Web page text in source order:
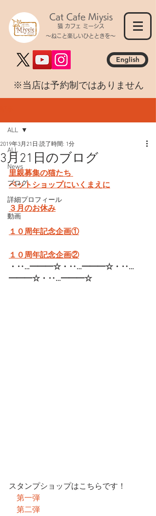
Cat Cafe Miysis
猫 カフェ ミーシス
～ねこと楽しいひとときを～
English
​※当店は予約制ではありません
ALL
News
ブログ
詳細プロフィール
動画
ALL
3月21日のブログ
2019年3月21日 読了時間: 1分
里親募集の猫たち
ペットショップにいくまえに
３月のお休み
１０周年記念企画①
１０周年記念企画②
・‥…━━━☆・‥…━━━☆・‥…
━━━☆・‥…━━━☆
スタンプショップはこちらです！
第一弾
第二弾